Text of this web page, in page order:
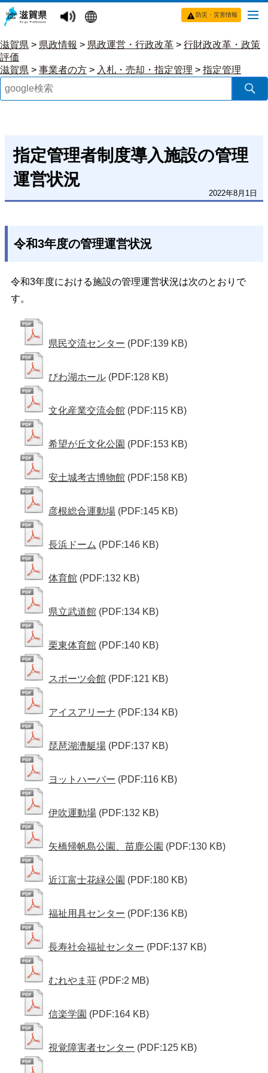
防災・災害情報
滋賀県 > 県政情報 > 県政運営・行政改革 > 行財政改革・政策
評価
滋賀県 > 事業者の方 > 入札・売却・指定管理 > 指定管理
指定管理者制度導入施設の管理
運営状況
2022年8月1日
令和3年度の管理運営状況
令和3年度における施設の管理運営状況は次のとおりで
す。
県民交流センター (PDF:139 KB)
びわ湖ホール (PDF:128 KB)
文化産業交流会館 (PDF:115 KB)
希望が丘文化公園 (PDF:153 KB)
安土城考古博物館 (PDF:158 KB)
彦根総合運動場 (PDF:145 KB)
長浜ドーム (PDF:146 KB)
体育館 (PDF:132 KB)
県立武道館 (PDF:134 KB)
栗東体育館 (PDF:140 KB)
スポーツ会館 (PDF:121 KB)
アイスアリーナ (PDF:134 KB)
琵琶湖漕艇場 (PDF:137 KB)
ヨットハーバー (PDF:116 KB)
伊吹運動場 (PDF:132 KB)
矢橋帰帆島公園、苗鹿公園 (PDF:130 KB)
近江富士花緑公園 (PDF:180 KB)
福祉用具センター (PDF:136 KB)
長寿社会福祉センター (PDF:137 KB)
むれやま荘 (PDF:2 MB)
信楽学園 (PDF:164 KB)
視覚障害者センター (PDF:125 KB)